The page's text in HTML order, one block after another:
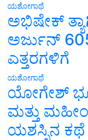
ಯಶೋಗಾಥೆ
ಅಭಿಷೇಕ್
ಅರ್ಜುನ್
ಎತ್ತರಗಳಿಗೆ
ಯಶೋಗಾಥೆ
ಯೋಗೇಶ್
ಮತ್ತು
ಯಶಸ್ಸಿನ ಕಥೆ